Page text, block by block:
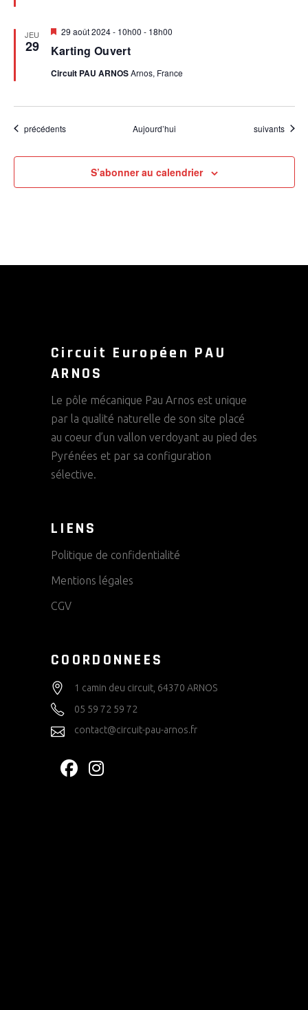
JEU
29 Karting Ouvert
Mis
avant
29 août 2024 - 10h00 - 18h00
Circuit PAU ARNOSArnos, France
Évènements
précédents Aujourd’hui Évènements
suivants
S’abonner au calendrier
Circuit Européen PAU
ARNOS
Le pôle mécanique Pau Arnos est unique
par la qualité naturelle de son site placé
au coeur d’un vallon verdoyant au pied des
Pyrénées et par sa configuration
sélective.
LIENS
Politique de confidentialité
Mentions légales
CGV
COORDONNEES
1 camin deu circuit, 64370 ARNOS
05 59 72 59 72
contact@circuit-pau-arnos.fr